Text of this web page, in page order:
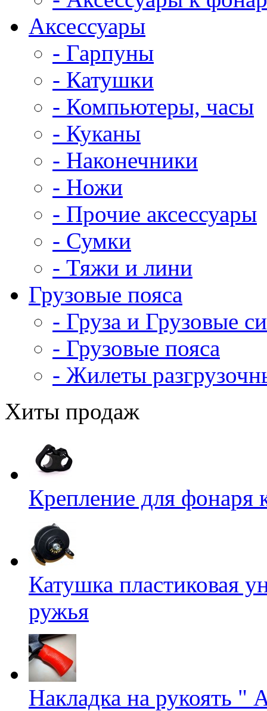
Аксессуары
- Гарпуны
- Катушки
- Компьютеры, часы
- Куканы
- Наконечники
- Ножи
- Прочие аксессуары
- Сумки
- Тяжи и лини
Грузовые пояса
- Груза и Грузовые
- Грузовые пояса
- Жилеты
Хиты продаж
Крепление для фонаря
Катушка пластиковая
ружья
Накладка на рукоять "